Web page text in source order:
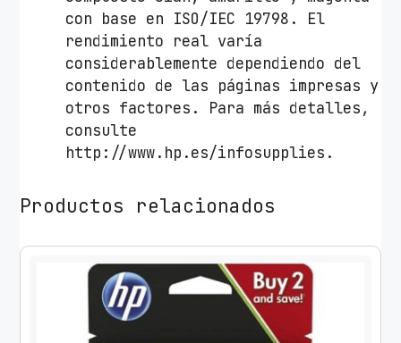
con base en ISO/IEC 19798. El
rendimiento real varía
considerablemente dependiendo del
contenido de las páginas impresas y
otros factores. Para más detalles,
consulte
http://www.hp.es/infosupplies.
Productos relacionados